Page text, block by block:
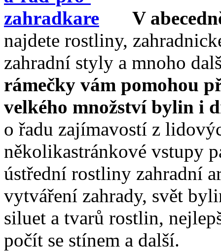
V
najdete rostliny,
zahradní styly a mnoho
rámečky vám pomohou
velkého množství bylin i
o řadu zajímavostí z
několikastránkové vstupy
ústřední rostliny zahradní
vytváření zahrady, svět
siluet a tvarů rostlin,
počít se stínem a další.